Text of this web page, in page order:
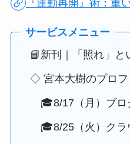
『運動再開』術：重
📘新刊｜「照れ」と
◇ 宮本大樹のプロフ
🎓8/17（月）ブロ
🎓8/25（火）クラ